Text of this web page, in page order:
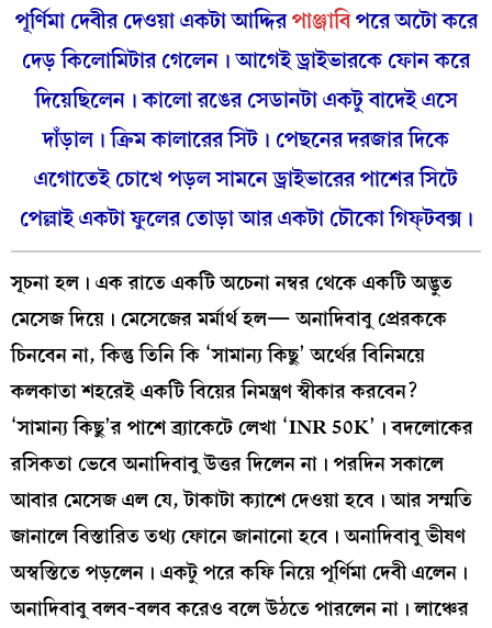
পূর্ণিমা দেবীর দেওয়া একটা আদ্দিরপাঞ্জাবিপরে অটো করে
দেড় কিলোমিটার গেলেন। আগেই ড্রাইভারকে ফোন করে
দিয়েছিলেন। কালো রঙের সেডানটা একটু বাদেই এসে
দাঁড়াল। ক্রিম কালারের সিট। পেছনের দরজার দিকে
এগোতেই চোখে পড়ল সামনে ড্রাইভারের পাশের সিটে
পেল্লাই একটা ফুলের তোড়া আর একটা চৌকো গিফ্‌টবক্স।
সূচনা হল। এক রাতে একটি অচেনা নম্বর থেকে একটি অদ্ভুত
মেসেজ দিয়ে। মেসেজের মর্মার্থ হল— অনাদিবাবু প্রেরককে
চিনবেন না, কিন্তু তিনি কি ‘সামান্য কিছু’ অর্থের বিনিময়ে
কলকাতা শহরেই একটি বিয়ের নিমন্ত্রণ স্বীকার করবেন?
‘সামান্য কিছু’র পাশে ব্র্যাকেটে লেখা ‘INR 50K’। বদলোকের
রসিকতা ভেবে অনাদিবাবু উত্তর দিলেন না। পরদিন সকালে
আবার মেসেজ এল যে, টাকাটা ক্যাশে দেওয়া হবে। আর সম্মতি
জানালে বিস্তারিত তথ্য ফোনে জানানো হবে। অনাদিবাবু ভীষণ
অস্বস্তিতে পড়লেন। একটু পরে কফি নিয়ে পূর্ণিমা দেবী এলেন।
অনাদিবাবু বলব-বলব করেও বলে উঠতে পারলেন না। লাঞ্চের